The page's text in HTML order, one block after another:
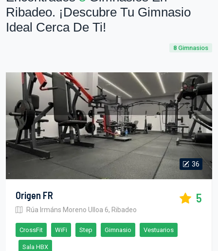
Ribadeo. ¡Descubre Tu Gimnasio
Ideal Cerca De Ti!
8 Gimnasios
36
Origen FR
Rúa Irmáns Moreno Ulloa 6, Ribadeo
5
CrossFit WiFi Step Gimnasio Vestuarios
Sala HBX